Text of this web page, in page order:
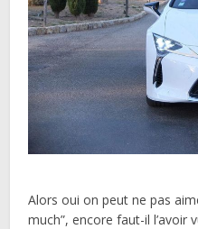
Alors oui on peut ne pas
much”, encore faut-il l’avoir